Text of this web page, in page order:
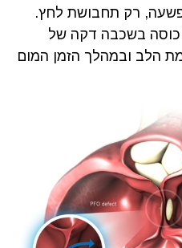
רק תחבושת לחץ.
בשכבה דקה של
הלב ובמהלך הזמן המום